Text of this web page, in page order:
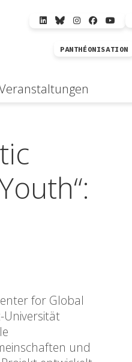
PANTHÉONISATION
for Global
Universität
und